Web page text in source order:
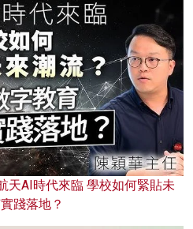
天AI時代來臨 學校如何緊貼未
踐落地？